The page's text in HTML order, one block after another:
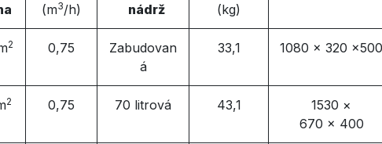
(m3/h)
nádrž
(kg)
2 0,75
Zabudovan
á
33,1 1080 × 320 ×500
2 0,75 70 litrová 43,1
1530 ×
670 × 400